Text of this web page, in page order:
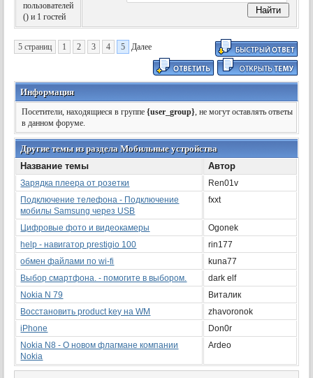
пользователей
() и 1 гостей
5 страниц 1 2 3 4 5 Далее
Информация
Посетители, находящиеся в группе{user_group}, не могут оставлять ответы
в данном форуме.
Другие темы из раздела Мобильные устройства
Название темы
Автор
Зарядка плеера от розетки
Ren01v
Подключение телефона - Подключение
мобилы Samsung через USB
fxxt
Цифровые фото и видеокамеры
Ogonek
help - навигатор prestigio 100
rin177
обмен файлами по wi-fi
kuna77
Выбор смартфона. - помогите в выбором.
dark elf
Nokia N 79
Виталик
Восстановить product key на WM
zhavoronok
iPhone
Don0r
Nokia N8 - О новом флагмане компании
Nokia
Ardeo